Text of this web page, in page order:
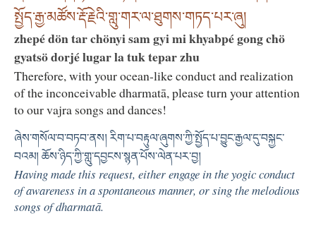
སྤྱོད་རྒྱ་མཚོས་རྡོ་རྗེའི་གླུ་གར་ལ་ཐུགས་གཏད་པར་ཞུ།
zhepé dön tar chönyi sam gyi mi khyabpé gong chö
gyatsö dorjé lugar la tuk tepar zhu
Therefore, with your ocean-like conduct and realization
of the inconceivable dharmatā, please turn your attention
to our vajra songs and dances!
ཞེས་གསོལ་བ་བཏབ་ནས། རིག་པ་བརྟུལ་ཞུགས་ཀྱི་སྤྱོད་པ་བྱུང་རྒྱལ་དུ་བསྐྱང་
བའམ། ཆོས་ཉིད་ཀྱི་གླུ་དབྱངས་སྙན་པོས་ལེན་པར་བྱ།
Having made this request, either engage in the yogic conduct
of awareness in a spontaneous manner, or sing the melodious
songs of dharmatā.